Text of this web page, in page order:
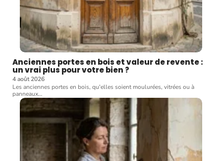
Anciennes portes en bois et valeur de revente :
un vrai plus pour votre bien ?
4 août 2026
Les anciennes portes en bois, qu'elles soient moulurées, vitrées ou à
panneaux…